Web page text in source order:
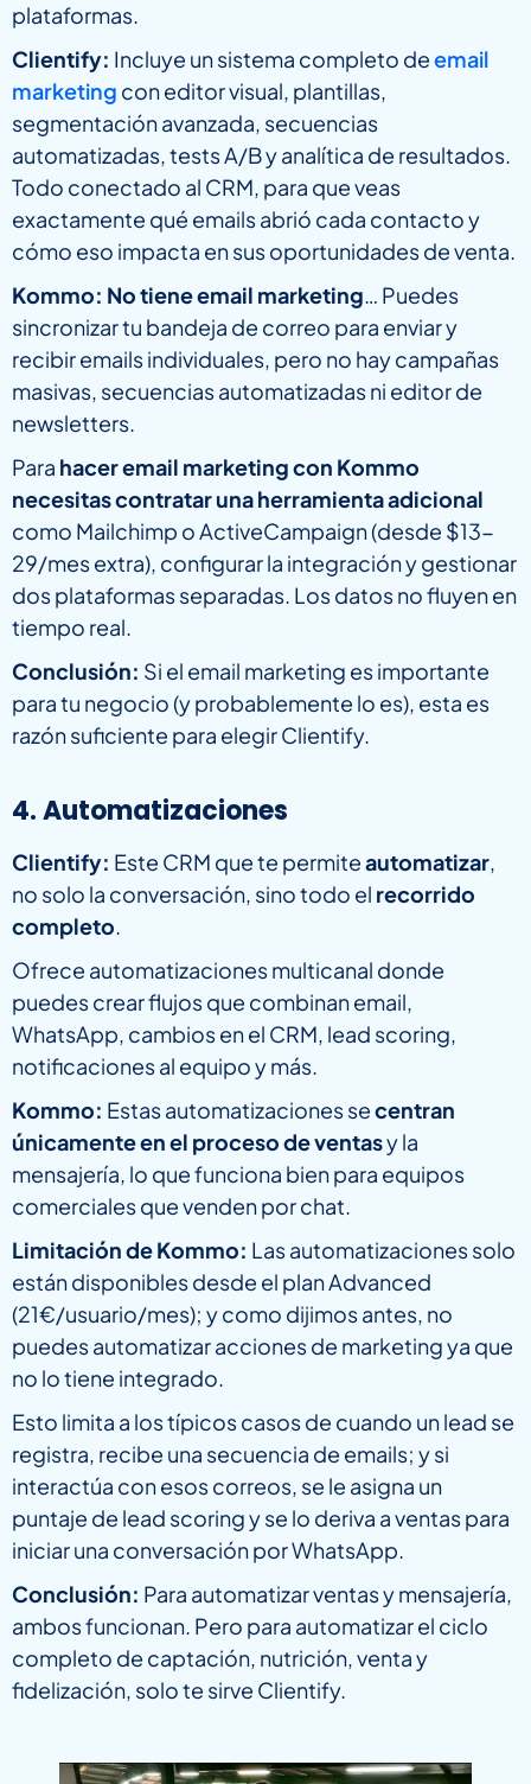
plataformas.
Clientify: Incluye un sistema completo deemail
marketing con editor visual, plantillas,
segmentación avanzada, secuencias
automatizadas, tests A/B y analítica de resultados.
Todo conectado al CRM, para que veas
exactamente qué emails abrió cada contacto y
cómo eso impacta en sus oportunidades de venta.
Kommo: No tiene email marketing… Puedes
sincronizar tu bandeja de correo para enviar y
recibir emails individuales, pero no hay campañas
masivas, secuencias automatizadas ni editor de
newsletters.
Para hacer email marketing con Kommo
necesitas contratar una herramienta adicional
como Mailchimp o ActiveCampaign (desde $13-
29/mes extra), configurar la integración y gestionar
dos plataformas separadas. Los datos no fluyen en
tiempo real.
Conclusión: Si el email marketing es importante
para tu negocio (y probablemente lo es), esta es
razón suficiente para elegir Clientify.
4. Automatizaciones
Clientify: Este CRM que te permiteautomatizar,
no solo la conversación, sino todo el recorrido
completo.
Ofrece automatizaciones multicanal donde
puedes crear flujos que combinan email,
WhatsApp, cambios en el CRM, lead scoring,
notificaciones al equipo y más.
Kommo: Estas automatizaciones secentran
únicamente en el proceso de ventasy la
mensajería, lo que funciona bien para equipos
comerciales que venden por chat.
Limitación de Kommo: Las automatizaciones solo
están disponibles desde el plan Advanced
(21€/usuario/mes); y como dijimos antes, no
puedes automatizar acciones de marketing ya que
no lo tiene integrado.
Esto limita a los típicos casos de cuando un lead se
registra, recibe una secuencia de emails; y si
interactúa con esos correos, se le asigna un
puntaje de lead scoring y se lo deriva a ventas para
iniciar una conversación por WhatsApp.
Conclusión: Para automatizar ventas y mensajería,
ambos funcionan. Pero para automatizar el ciclo
completo de captación, nutrición, venta y
fidelización, solo te sirve Clientify.